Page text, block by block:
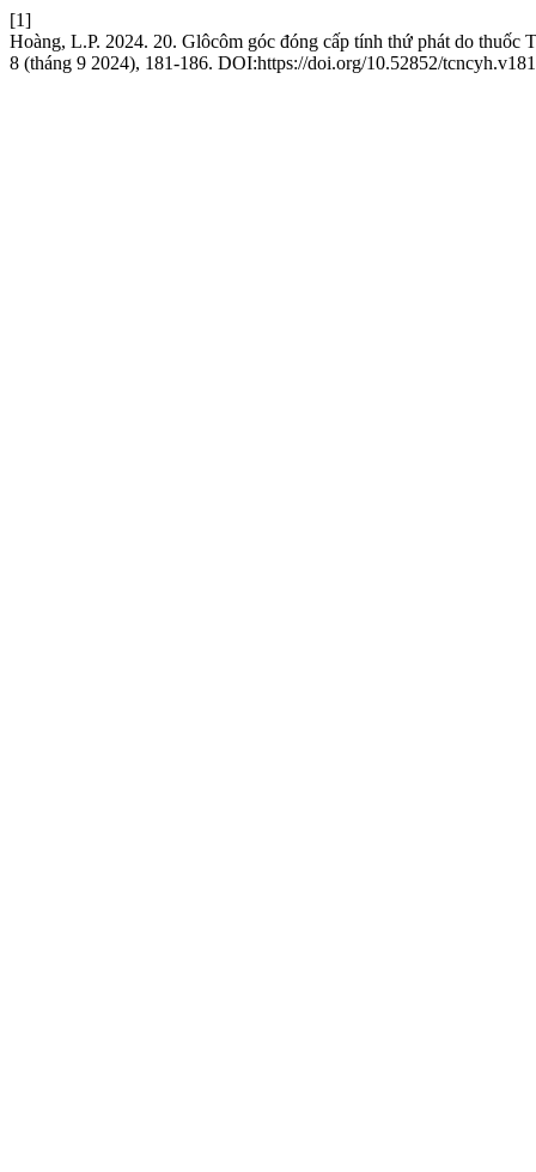
[1]
Hoàng, L.P. 2024. 20. Glôcôm góc đóng cấp tính thứ phát do thuốc
8 (tháng 9 2024), 181-186. DOI:https://doi.org/10.52852/